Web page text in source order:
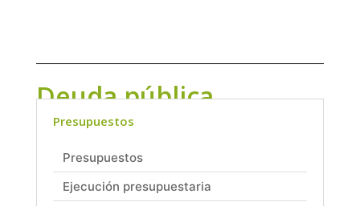
Deuda pública
Presupuestos
Presupuestos
Ejecución presupuestaria